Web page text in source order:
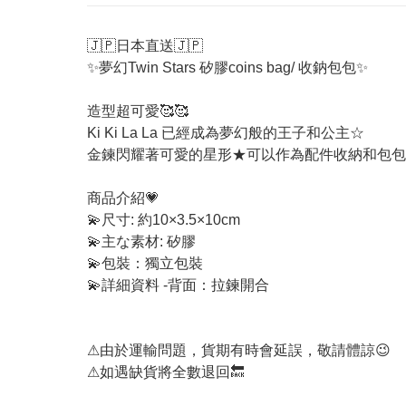
🇯🇵日本直送🇯🇵
✨夢幻Twin Stars 矽膠coins bag/ 收鈉包包✨
造型超可愛🥰🥰
Ki Ki La La 已經成為夢幻般的王子和公主☆
金鍊閃耀著可愛的星形★可以作為配件收納和包
商品介紹💗
💫尺寸: 約10×3.5×10cm
💫主な素材: 矽膠
💫包裝：獨立包裝
💫詳細資料 -背面：拉鍊開合
⚠由於運輸問題，貨期有時會延誤，敬請體諒😉
⚠如遇缺貨將全數退回🔙